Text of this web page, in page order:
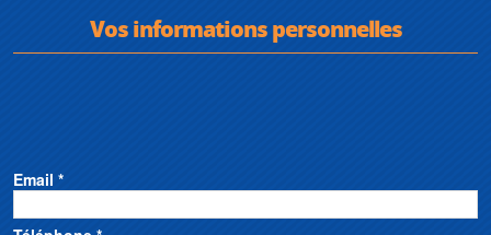
• Angle d'émission : 8°
• Signal de sortie : 4-20 mA
Vos informations personnelles
Email *